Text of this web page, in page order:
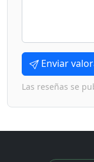
Enviar
Las reseñas se